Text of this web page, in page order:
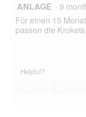
ANLAGE · 9
Für einen 15
passen die
Helpful?